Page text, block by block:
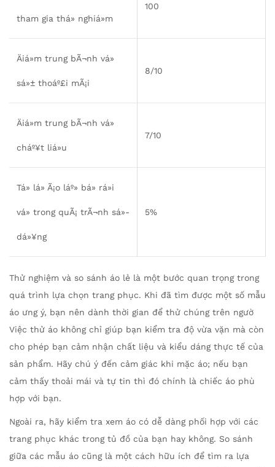
tham gia thá»­ nghiá»m
100
Äiá»m trung bÃ¬nh vá»
sá»± thoáº£i mÃ¡i
8/10
Äiá»m trung bÃ¬nh vá»
cháº¥t liá»u
7/10
Tá» lá» Ã¡o láº» bá» rá»i
vá» trong quÃ¡ trÃ¬nh sá»­
dá»¥ng
5%
Thử nghiệm và so sánh áo lẻ là một bước quan trọng trong
quá trình lựa chọn trang phục. Khi đã tìm được một số mẫu
áo ưng ý, bạn nên dành thời gian để thử chúng trên ngườ
Việc thử áo không chỉ giúp bạn kiểm tra độ vừa vặn mà còn
cho phép bạn cảm nhận chất liệu và kiểu dáng thực tế của
sản phẩm. Hãy chú ý đến cảm giác khi mặc áo; nếu bạn
cảm thấy thoải mái và tự tin thì đó chính là chiếc áo phù
hợp với bạn.
Ngoài ra, hãy kiểm tra xem áo có dễ dàng phối hợp với các
trang phục khác trong tủ đồ của bạn hay không. So sánh
giữa các mẫu áo cũng là một cách hữu ích để tìm ra lựa